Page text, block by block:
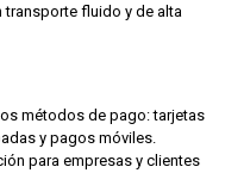
transporte fluido y de alta
métodos de pago: tarjetas
y pagos móviles.
para empresas y clientes